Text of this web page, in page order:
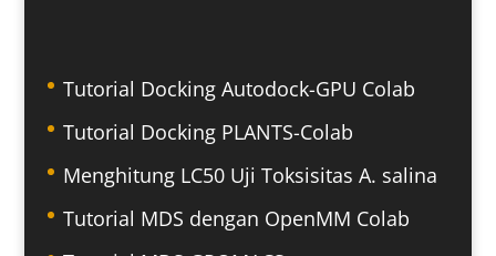
Tutorial Docking Autodock-GPU Colab
Tutorial Docking PLANTS-Colab
Menghitung LC50 Uji Toksisitas A. salina
Tutorial MDS dengan OpenMM Colab